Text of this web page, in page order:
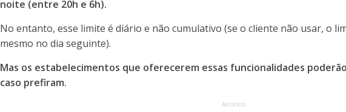
noite (entre 20h e 6h).
No entanto, esse limite é diário e não cumulativo (se o cliente não usar, o
mesmo no dia seguinte).
Mas os estabelecimentos que oferecerem essas funcionalidades
caso prefiram.
Anúncio